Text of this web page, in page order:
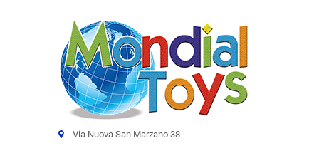
Via Nuova San Marzano 38